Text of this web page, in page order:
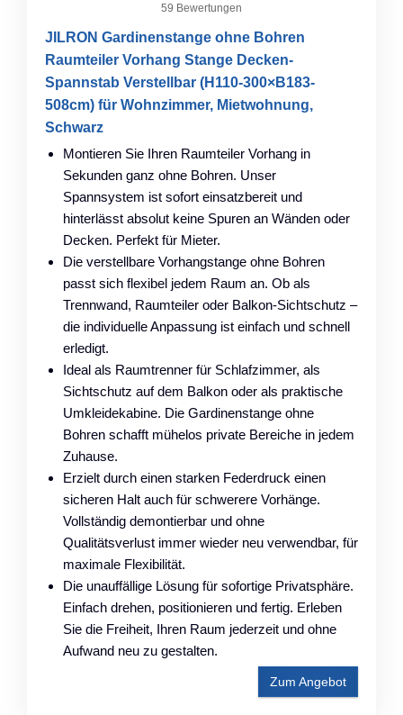
59 Bewertungen
JILRON Gardinenstange ohne Bohren
Raumteiler Vorhang Stange Decken-
Spannstab Verstellbar (H110-300×B183-
508cm) für Wohnzimmer, Mietwohnung,
Schwarz
Montieren Sie Ihren Raumteiler Vorhang in
Sekunden ganz ohne Bohren. Unser
Spannsystem ist sofort einsatzbereit und
hinterlässt absolut keine Spuren an Wänden oder
Decken. Perfekt für Mieter.
Die verstellbare Vorhangstange ohne Bohren
passt sich flexibel jedem Raum an. Ob als
Trennwand, Raumteiler oder Balkon-Sichtschutz –
die individuelle Anpassung ist einfach und schnell
erledigt.
Ideal als Raumtrenner für Schlafzimmer, als
Sichtschutz auf dem Balkon oder als praktische
Umkleidekabine. Die Gardinenstange ohne
Bohren schafft mühelos private Bereiche in jedem
Zuhause.
Erzielt durch einen starken Federdruck einen
sicheren Halt auch für schwerere Vorhänge.
Vollständig demontierbar und ohne
Qualitätsverlust immer wieder neu verwendbar, für
maximale Flexibilität.
Die unauffällige Lösung für sofortige Privatsphäre.
Einfach drehen, positionieren und fertig. Erleben
Sie die Freiheit, Ihren Raum jederzeit und ohne
Aufwand neu zu gestalten.
Zum Angebot